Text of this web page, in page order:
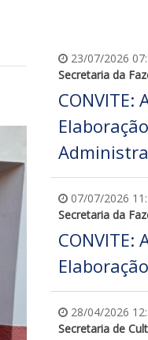
23/07/2026
Secretaria da
CONVITE:
07/07/2026
Secretaria da
CONVITE:
28/04/2026
Secretaria de